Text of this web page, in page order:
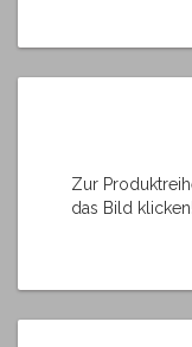
Zur
das Bild klicken!